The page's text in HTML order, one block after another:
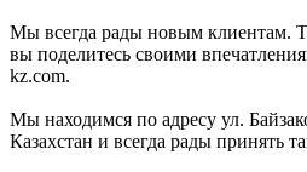
Мы всегда рады новым клиентам.
вы поделитесь своими
kz.com.
Мы находимся по адресу ул.
Казахстан и всегда рады принять